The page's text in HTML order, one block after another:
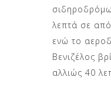
λεπτά σε
ενώ το
Βενιζέλος
αλλιώς 40